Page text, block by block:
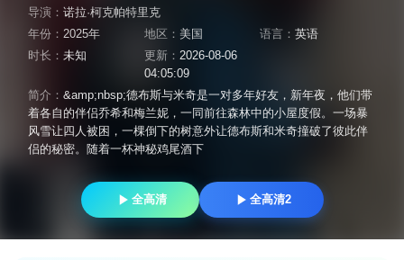
导演： 诺拉·柯克帕特里克
年份： 2025年 地区： 美国 语言：英语
时长： 未知 更新： 2026-08-06
04:05:09
简介： &amp;nbsp;德布斯与米奇是一对多年好友，新年夜，他们带
着各自的伴侣乔希和梅兰妮，一同前往森林中的小屋度假。一场暴
风雪让四人被困，一棵倒下的树意外让德布斯和米奇撞破了彼此伴
侣的秘密。随着一杯神秘鸡尾酒下
全高清 全高清2